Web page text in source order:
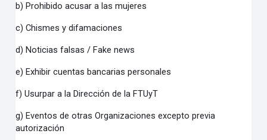
b) Prohibido acusar a las mujeres
c) Chismes y difamaciones
d) Noticias falsas / Fake news
e) Exhibir cuentas bancarias personales
f) Usurpar a la Dirección de la FTUyT
g) Eventos de otras Organizaciones excepto previa
autorización